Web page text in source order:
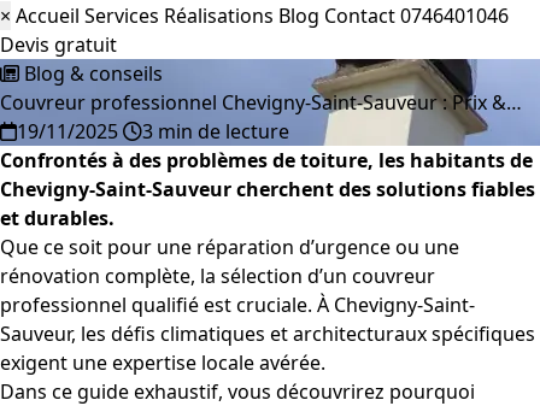
× Accueil Services Réalisations Blog Contact0746401046
Devis gratuit
Blog & conseils
Couvreur professionnel Chevigny-Saint-Sauveur : Prix &…
19/11/2025
3 min de lecture
Confrontés à des problèmes de toiture, les habitants de
Chevigny-Saint-Sauveur cherchent des solutions fiables
et durables.
Que ce soit pour une réparation d’urgence ou une
rénovation complète, la sélection d’un couvreur
professionnel qualifié est cruciale. À Chevigny-Saint-
Sauveur, les défis climatiques et architecturaux spécifiques
exigent une expertise locale avérée.
Dans ce guide exhaustif, vous découvrirez pourquoi